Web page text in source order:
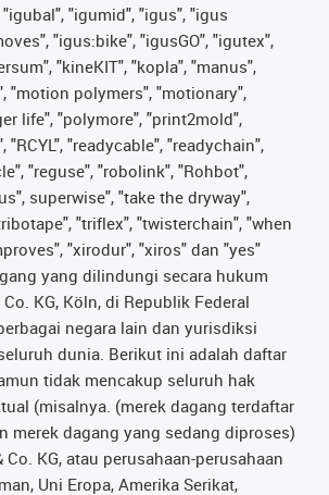
"igumid", "igus", "igus
"igus:bike", "igusGO", "igutex",
"kineKIT", "kopla", "manus",
"motion polymers", "motionary",
life", "polymore", "print2mold",
"RCYL", "readycable", "readychain",
"reguse", "robolink", "Rohbot",
superwise", "take the dryway",
"triflex", "twisterchain", "when
"xirodur", "xiros" dan "yes"
yang dilindungi secara hukum
KG, Köln, di Republik Federal
negara lain dan yurisdiksi
dunia. Berikut ini adalah daftar
tidak mencakup seluruh hak
(misalnya. (merek dagang terdaftar
merek dagang yang sedang diproses)
KG, atau perusahaan-perusahaan
Uni Eropa, Amerika Serikat,